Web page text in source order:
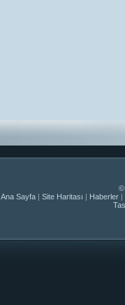
©
Ana Sayfa | Site Haritası | Haberler|